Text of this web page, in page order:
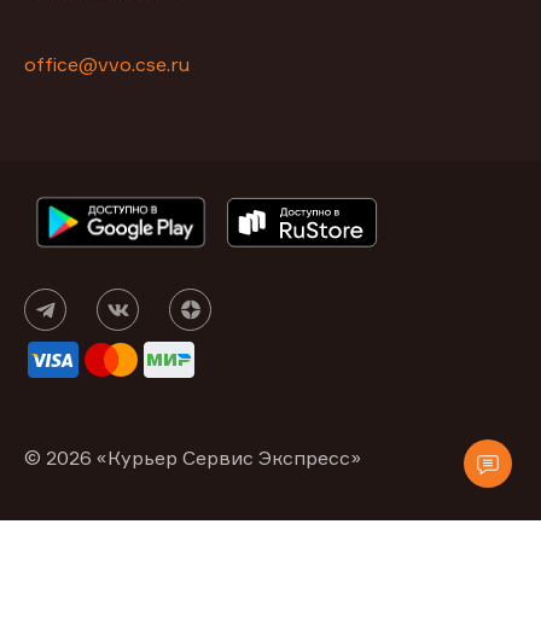
office@vvo.cse.ru
© 2026 «Курьер Сервис Экспресс»